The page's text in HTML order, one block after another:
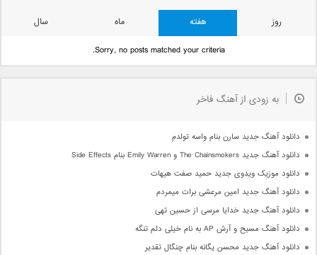
روز هفته ماه
سال
Sorry, no posts matched your criteria.
به زودی از آهنگ فاخر
دانلود آهنگ جدید سارن بنام واسه تولدم
دانلود آهنگ جدید The Chainsmokers و Emily Warren بنام Side Effects
دانلود موزیک ویدوی جدید حمید صفت هیهات
دانلود آهنگ جدید امین مرعشی برات میمردم
دانلود آهنگ جدید خدایا مرسی از حسین تهی
دانلود آهنگ مسیح و آرش AP به نام خیلی دلم تنگه
دانلود آهنگ جدید محسن یگانه بنام چنگال تقدیر